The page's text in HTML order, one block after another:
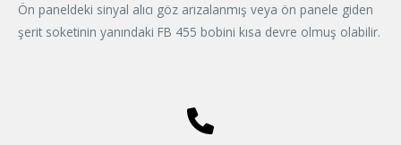
Ön paneldeki sinyal alıcı göz arızalanmış veya ön panele giden
şerit soketinin yanındaki FB 455 bobini kısa devre olmuş olabilir.